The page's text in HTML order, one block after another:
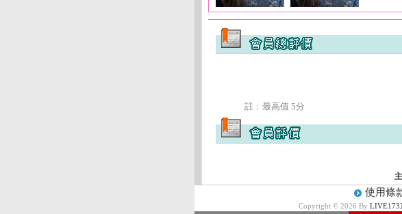
註﹕最高值 5分
使用條
Copyright © 2026 By LIVE173